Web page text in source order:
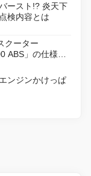
ースト!? 炎天下
検内容とは
クーター
ABS」の仕様を
ンジンかけっぱ